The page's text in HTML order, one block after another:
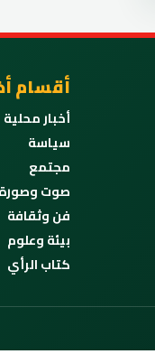
أقسام
أخبار محلية
سياسة
مجتمع
صوت وصورة
فن وثقافة
بيئة وعلوم
كتاب الرأي